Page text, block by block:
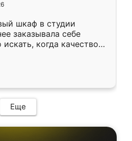
шкаф в студии
заказывала себе
когда качеством
кухня уже почти
нет.
Еще